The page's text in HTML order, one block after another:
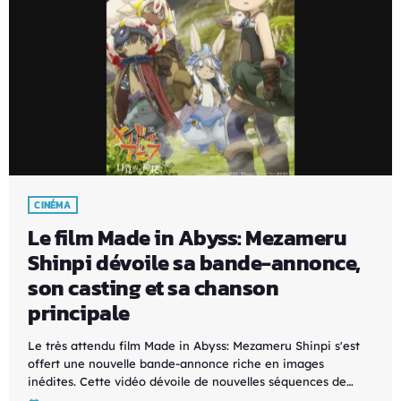
CINÉMA
Le film Made in Abyss: Mezameru
Shinpi dévoile sa bande-annonce,
son casting et sa chanson
principale
Le très attendu film Made in Abyss: Mezameru Shinpi s'est
offert une nouvelle bande-annonce riche en images
inédites. Cette vidéo dévoile de nouvelles séquences de